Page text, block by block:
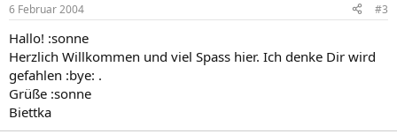
6 Februar 2004 #3
Hallo! :sonne
Herzlich Willkommen und viel Spass hier. Ich denke Dir wird
gefahlen :bye: .
Grüße :sonne
Biettka